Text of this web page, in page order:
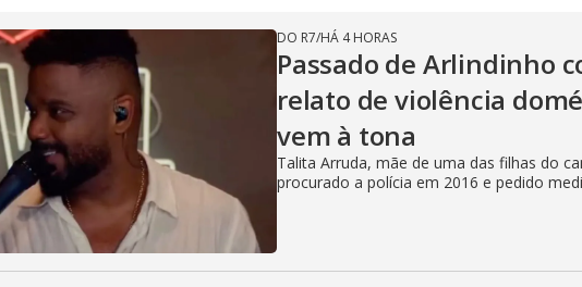
DO R7/HÁ 4 HORAS
Passado de Arlindinho
relato de violência
vem à tona
Talita Arruda, mãe de uma das filhas do
procurado a polícia em 2016 e pedido